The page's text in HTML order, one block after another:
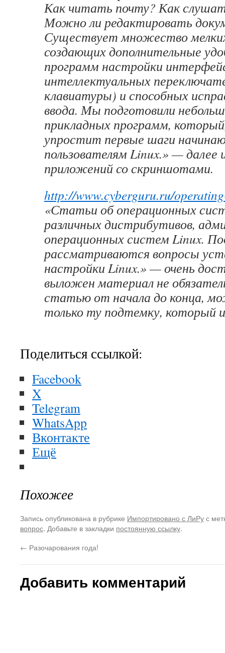
Как читать почту? Как
Можно ли редактировать
Существует множество
создающих дополнительные
программ настройки
интеллектуальных
клавиатуры) и способных
ввода. Мы подготовили
прикладных программ,
упростит первые шаги
пользователям Linux.» — далее
приложений со скриншотами.
http://www.cyberguru.ru/
«Статьи об операционных
различных дистрибутивов,
операционных систем Linux.
рассматриваются вопросы
настройки Linux.» — очень
выложен материал не
статью от начала до конца,
только ту подтемку, который
Поделиться ссылкой:
Facebook
X
Telegram
WhatsApp
Вконтакте
Ещё
Похожее
Запись опубликована в рубрике Импортировано с ЛиРус
вопрос. Добавьте в закладки постоянную ссылку.
← Разочарования года!
Добавить комментарий